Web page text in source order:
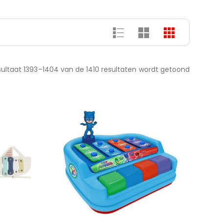
1393–1404 van de 1410 resultaten wordt getoond